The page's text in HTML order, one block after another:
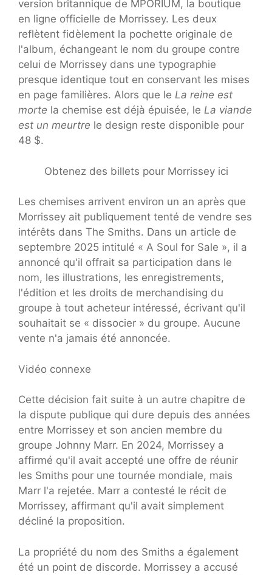
version britannique de MPORIUM, la boutique
en ligne officielle de Morrissey. Les deux
reflètent fidèlement la pochette originale de
l'album, échangeant le nom du groupe contre
celui de Morrissey dans une typographie
presque identique tout en conservant les mises
en page familières. Alors que le La reine est
morte la chemise est déjà épuisée, le La viande
est un meurtre le design reste disponible pour
48 $.
Obtenez des billets pour Morrissey ici
Les chemises arrivent environ un an après que
Morrissey ait publiquement tenté de vendre ses
intérêts dans The Smiths. Dans un article de
septembre 2025 intitulé « A Soul for Sale », il a
annoncé qu'il offrait sa participation dans le
nom, les illustrations, les enregistrements,
l'édition et les droits de merchandising du
groupe à tout acheteur intéressé, écrivant qu'il
souhaitait se « dissocier » du groupe. Aucune
vente n'a jamais été annoncée.
Vidéo connexe
Cette décision fait suite à un autre chapitre de
la dispute publique qui dure depuis des années
entre Morrissey et son ancien membre du
groupe Johnny Marr. En 2024, Morrissey a
affirmé qu'il avait accepté une offre de réunir
les Smiths pour une tournée mondiale, mais
Marr l'a rejetée. Marr a contesté le récit de
Morrissey, affirmant qu'il avait simplement
décliné la proposition.
La propriété du nom des Smiths a également
été un point de discorde. Morrissey a accusé